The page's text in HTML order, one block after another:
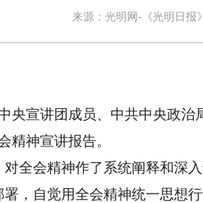
来源： 光明网-《光明日报》
央宣讲团成员、中共中央政治
精神宣讲报告。
会精神作了系统阐释和深
，自觉用全会精神统一思想